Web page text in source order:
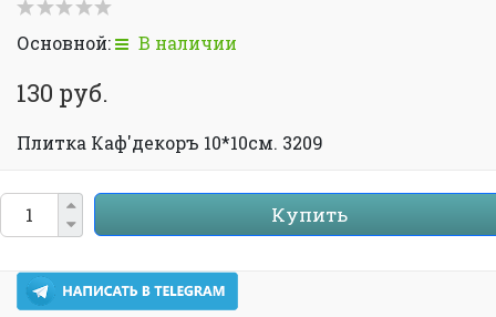
Основной: В наличии
130 руб.
Плитка Каф'декоръ 10*10см. 3209
Купить